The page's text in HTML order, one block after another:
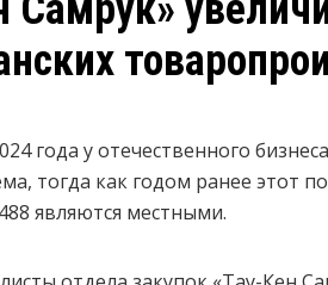
года у отечественного
тогда как годом ранее этот
являются местными.